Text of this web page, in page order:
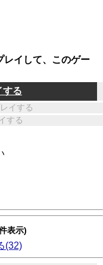
レイして、このゲー
する
イする
する
表示)
(32)